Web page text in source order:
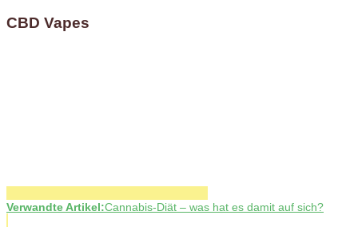
CBD Vapes
Verwandte Artikel:Cannabis-Diät – was hat es damit auf sich?